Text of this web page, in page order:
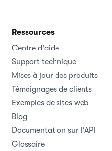
Ressources
Centre d'aide
Support technique
Mises à jour des produits
Témoignages de clients
Exemples de sites web
Blog
Documentation sur l'API
Glossaire